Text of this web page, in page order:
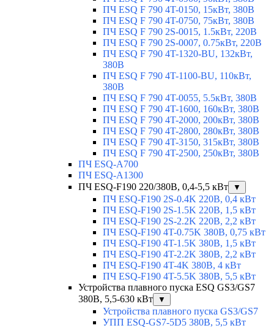
ПЧ ESQ F 790 4T-0150, 15кВт, 380В
ПЧ ESQ F 790 4T-0750, 75кВт, 380В
ПЧ ESQ F 790 2S-0015, 1.5кВт, 220В
ПЧ ESQ F 790 2S-0007, 0.75кВт, 220В
ПЧ ESQ F 790 4T-1320-BU, 132кВт,
380В
ПЧ ESQ F 790 4T-1100-BU, 110кВт,
380В
ПЧ ESQ F 790 4T-0055, 5.5кВт, 380В
ПЧ ESQ F 790 4T-1600, 160кВт, 380В
ПЧ ESQ F 790 4T-2000, 200кВт, 380В
ПЧ ESQ F 790 4T-2800, 280кВт, 380В
ПЧ ESQ F 790 4T-3150, 315кВт, 380В
ПЧ ESQ F 790 4T-2500, 250кВт, 380В
ПЧ ESQ-A700
ПЧ ESQ-A1300
ПЧ ESQ-F190 220/380В, 0,4-5,5 кВт
▼
ПЧ ESQ-F190 2S-0.4K 220В, 0,4 кВт
ПЧ ESQ-F190 2S-1.5K 220В, 1,5 кВт
ПЧ ESQ-F190 2S-2.2K 220В, 2,2 кВт
ПЧ ESQ-F190 4T-0.75K 380В, 0,75 кВт
ПЧ ESQ-F190 4T-1.5K 380В, 1,5 кВт
ПЧ ESQ-F190 4T-2.2K 380В, 2,2 кВт
ПЧ ESQ-F190 4T-4K 380В, 4 кВт
ПЧ ESQ-F190 4T-5.5K 380В, 5,5 кВт
Устройства плавного пуска ESQ GS3/GS7
380В, 5,5-630 кВт
▼
Устройства плавного пуска GS3/GS7
УПП ESQ-GS7-5D5 380В, 5,5 кВт